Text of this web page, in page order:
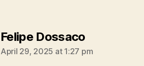
Felipe Dossacosays:
April 29, 2025 at 1:27 pm